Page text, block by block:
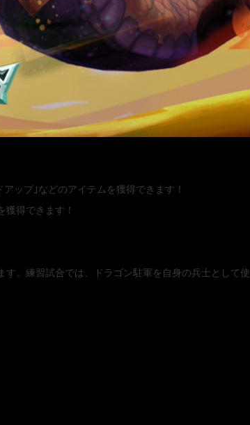
ップ｣などのアイテムを獲得できます！
得できます！
。練習試合では、ドラゴン駐軍を自身の兵士として使